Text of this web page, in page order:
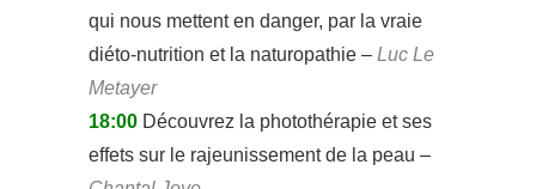
qui nous mettent en danger, par la vraie
diéto-nutrition et la naturopathie – Luc Le
Metayer
18:00 Découvrez la photothérapie et ses
effets sur le rajeunissement de la peau –